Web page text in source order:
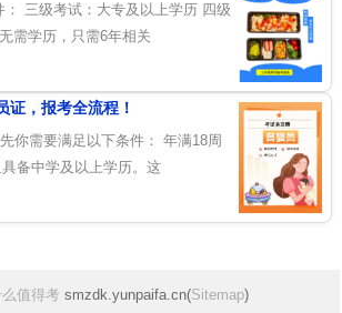
三级考试：大专及以上学历 四级
需学历，只需6年相关
证，报考全流程！
你需要满足以下条件： 年满18周
备中学及以上学历。这
值得考 smzdk.yunpaifa.cn(Sitemap)